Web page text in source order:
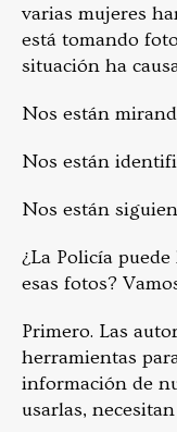
varias mujeres
está tomando
situación ha
Nos están
Nos están
Nos están
¿La Policía
esas fotos?
Primero. Las
herramientas
información de
usarlas,